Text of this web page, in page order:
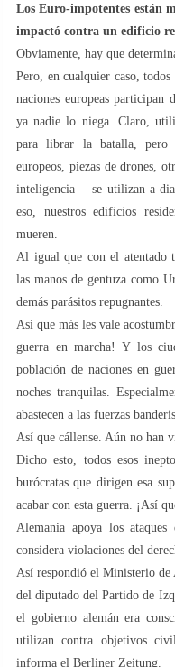
Los Euro-impotentes están
impactó contra un edificio
Obviamente, hay que
Pero, en cualquier caso,
naciones europeas
ya nadie lo niega. Claro,
para librar la batalla, pero
europeos, piezas de drones,
inteligencia— se utilizan a
eso, nuestros edificios
mueren.
Al igual que con el atentado
las manos de gentuza como
demás parásitos repugnantes.
Así que más les vale
guerra en marcha! Y los
población de naciones en
noches tranquilas.
abastecen a las fuerzas
Así que cállense. Aún no han
Dicho esto, todos esos
burócratas que dirigen esa
acabar con esta guerra. ¡Así
Alemania apoya los
considera violaciones del
Así respondió el Ministerio de
del diputado del Partido de
el gobierno alemán era
utilizan contra objetivos
informa el Berliner Zeitung.